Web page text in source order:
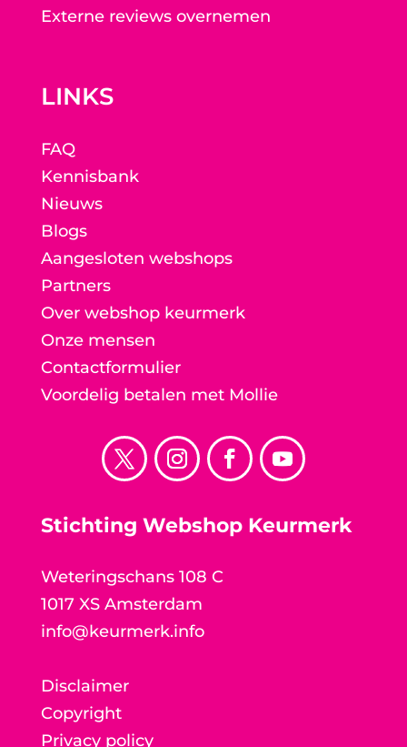
Externe reviews overnemen
LINKS
FAQ
Kennisbank
Nieuws
Blogs
Aangesloten webshops
Partners
Over webshop keurmerk
Onze mensen
Contactformulier
Voordelig betalen met Mollie
Stichting Webshop Keurmerk
Weteringschans 108 C
1017 XS Amsterdam
info@keurmerk.info
Disclaimer
Copyright
Privacy policy